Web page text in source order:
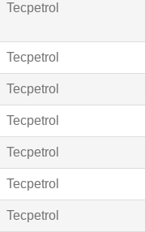
Tecpetrol
Tecpetrol
Tecpetrol
Tecpetrol
Tecpetrol
Tecpetrol
Tecpetrol